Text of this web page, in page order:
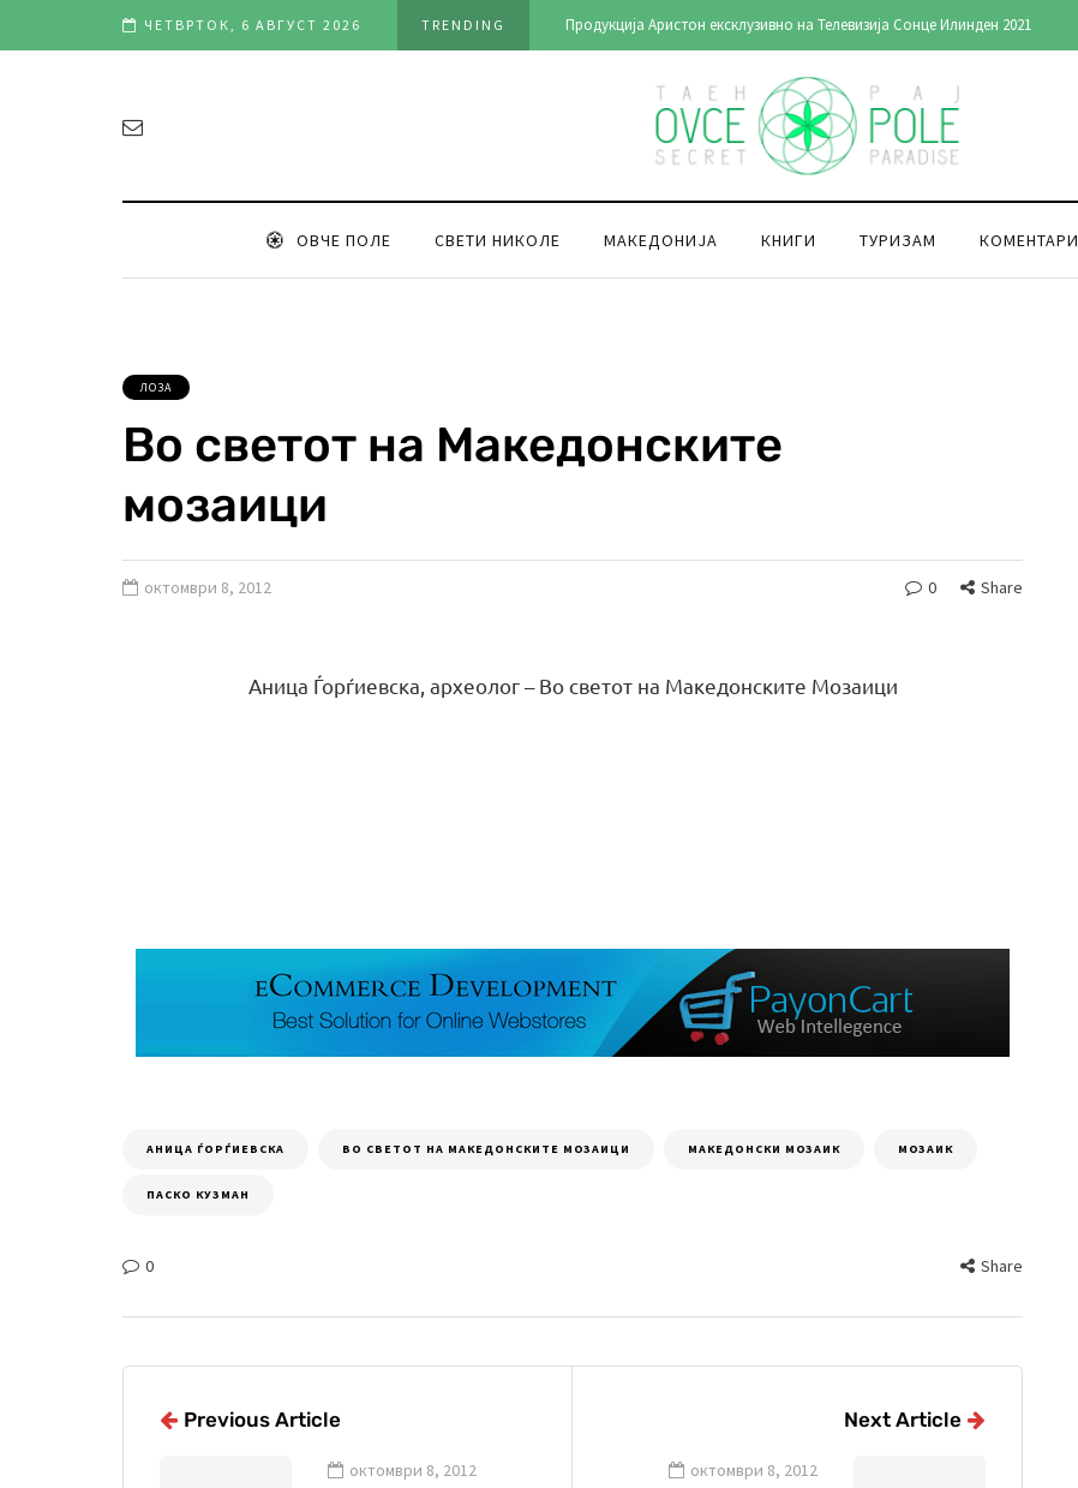
ЧЕТВРТОК, 6 АВГУСТ 2026 TRENDING Продукција Аристон ексклузивно на Телевизија Сонце Илинден 2021
ОВЧЕ ПОЛЕ СВЕТИ НИКОЛЕ МАКЕДОНИЈА КНИГИ ТУРИЗАМ КОМЕНТАРИ
ЛОЗА
Во светот на Македонските
мозаици
октомври 8, 2012 0 Share
Аница Ѓорѓиевска, археолог – Во светот на Македонските Мозаици
АНИЦА ЃОРЃИЕВСКА ВО СВЕТОТ НА МАКЕДОНСКИТЕ МОЗАИЦИ МАКЕДОНСКИ МОЗАИК МОЗАИК
ПАСКО КУЗМАН
0 Share
Previous Article
октомври 8, 2012
Next Article
октомври 8, 2012